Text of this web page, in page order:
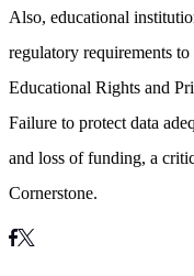
Also, educational
regulatory requirements
Educational Rights and
Failure to protect data
and loss of funding, a
Cornerstone.